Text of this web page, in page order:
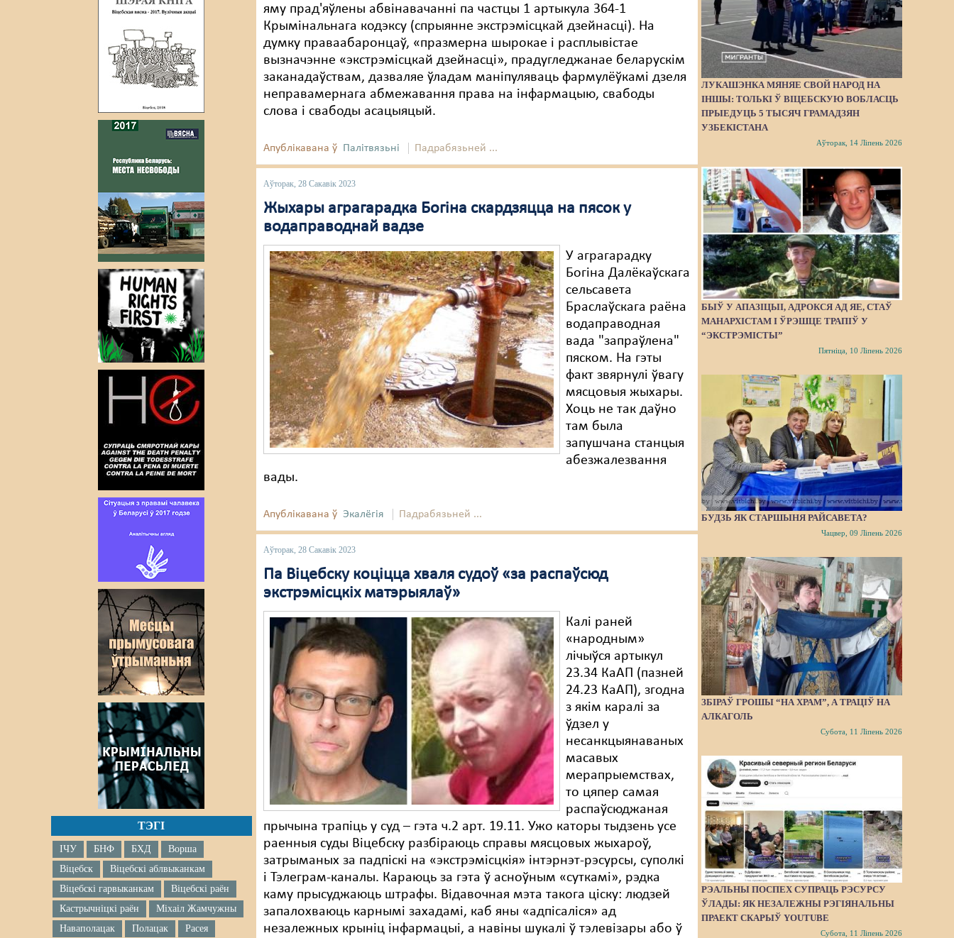
ТЭГІ
ІЧУ БНФ БХД
Ворша
Віцебск
Віцебскі аблвыканкам
Віцебскі гарвыканкам
Віцебскі раён
Кастрычніцкі раён
Міхаіл Жамчужны
Наваполацак
Полацак
Расея
яму прад'яўлены абвінавачанні па частцы 1 артыкула 364-1
Крымінальнага кодэксу (спрыянне экстрэмісцкай дзейнасці). На
думку праваабаронцаў, «празмерна шырокае і расплывістае
вызначэнне «экстрэмісцкай дзейнасці», прадугледжанае беларускім
заканадаўствам, дазваляе ўладам маніпуляваць фармулёўкамі дзеля
неправамернага абмежавання права на інфармацыю, свабоды
слова і свабоды асацыяцый.
Апублікавана ў Палітвязьні Падрабязьней ...
Аўторак, 28 Сакавік 2023
Жыхары аграгарадка Богіна скардзяцца на пясок у
водаправоднай вадзе
У аграгарадку
Богіна Далёкаўскага
сельсавета
Браслаўскага раёна
водаправодная
вада "запраўлена"
пяском. На гэты
факт звярнулі ўвагу
мясцовыя жыхары.
Хоць не так даўно
там была
запушчана станцыя
абезжалезвання
вады.
Апублікавана ў Экалёгія Падрабязьней ...
Аўторак, 28 Сакавік 2023
Па Віцебску коціцца хваля судоў «за распаўсюд
экстрэмісцкіх матэрыялаў»
Калі раней
«народным»
лічыўся артыкул
23.34 КаАП (пазней
24.23 КаАП), згодна
з якім каралі за
ўдзел у
несанкцыянаваных
масавых
мерапрыемствах,
то цяпер самая
распаўсюджаная
прычына трапіць у суд – гэта ч.2 арт. 19.11. Ужо каторы тыдзень усе
раенныя суды Віцебску разбіраюць справы мясцовых жыхароў,
затрыманых за падпіскі на «экстрэмісцкія» інтэрнэт-рэсурсы, суполкі
і Тэлеграм-каналы. Караюць за гэта ў асноўным «суткамі», рэдка
каму прысуджаюць штрафы. Відавочная мэта такога ціску: людзей
запалохваюць карнымі захадамі, каб яны «адпісаліся» ад
незалежных крыніц інфармацыі, а навіны шукалі ў тэлевізары або ў
ЛУКАШЭНКА МЯНЯЕ СВОЙ НАРОД НА
ІНШЫ: ТОЛЬКІ Ў ВІЦЕБСКУЮ ВОБЛАСЦЬ
ПРЫЕДУЦЬ 5 ТЫСЯЧ ГРАМАДЗЯН
УЗБЕКІСТАНА
Аўторак, 14 Ліпень 2026
БЫЎ У АПАЗІЦЫІ, АДРОКСЯ АД ЯЕ, СТАЎ
МАНАРХІСТАМ І ЎРЭШЦЕ ТРАПІЎ У
“ЭКСТРЭМІСТЫ”
Пятніца, 10 Ліпень 2026
БУДЗЬ ЯК СТАРШЫНЯ РАЙСАВЕТА?
Чацвер, 09 Ліпень 2026
ЗБІРАЎ ГРОШЫ “НА ХРАМ”, А ТРАЦІЎ НА
АЛКАГОЛЬ
Субота, 11 Ліпень 2026
РЭАЛЬНЫ ПОСПЕХ СУПРАЦЬ РЭСУРСУ
ЎЛАДЫ: ЯК НЕЗАЛЕЖНЫ РЭГІЯНАЛЬНЫ
ПРАЕКТ СКАРЫЎ YOUTUBE
Субота, 11 Ліпень 2026